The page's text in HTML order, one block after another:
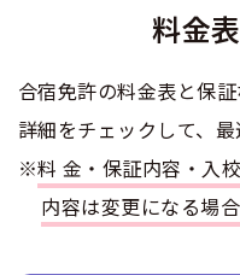
普通二種
中型二種
大型二種
受験資格特例教習
お気に入りの教習所
合宿に関わる料金につ
合宿費用のお支払いに
合宿免許 体験談・口コ
全国の運転免許試験場
本免学科試験問題に挑
特定商取引法に基づく表
普通二種
特例教習
料金
合宿免許の料金表と保
詳細をチェックして、
※料金・保証内容・入校日・宿泊施設の情報など、記載
内容は変更になる場合